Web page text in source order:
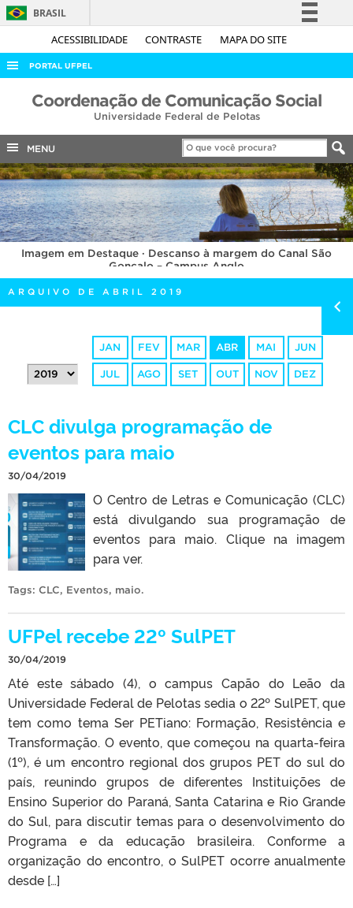
ACESSIBILIDADE CONTRASTE MAPA DO SITE
BRASIL
Simplifique!
Acesso à informação
Legislação
Canais
PORTAL UFPEL
ACESSO À INFORMAÇÃO
COBALTO
CONCURSOS
EDITAIS
INTERNACIONAL
OUVIDORIA
PORTARIAS
TELEFONES
Coordenação de Comunicação Social
Universidade Federal de Pelotas
MENU
Imagem em Destaque · Descanso à margem do Canal São
Gonçalo – Campus Anglo
ARQUIVO DE ABRIL 2019
JAN FEV MAR ABR MAI JUN
JUL AGO SET OUT NOV DEZ
CLC divulga programação de
eventos para maio
30/04/2019
O Centro de Letras e Comunicação (CLC)
está divulgando sua programação de
eventos para maio. Clique na imagem
para ver.
Tags: CLC, Eventos, maio.
UFPel recebe 22º SulPET
30/04/2019
Até este sábado (4), o campus Capão do Leão da
Universidade Federal de Pelotas sedia o 22º SulPET, que
tem como tema Ser PETiano: Formação, Resistência e
Transformação. O evento, que começou na quarta-feira
(1º), é um encontro regional dos grupos PET do sul do
país, reunindo grupos de diferentes Instituições de
Ensino Superior do Paraná, Santa Catarina e Rio Grande
do Sul, para discutir temas para o desenvolvimento do
Programa e da educação brasileira. Conforme a
organização do encontro, o SulPET ocorre anualmente
desde […]